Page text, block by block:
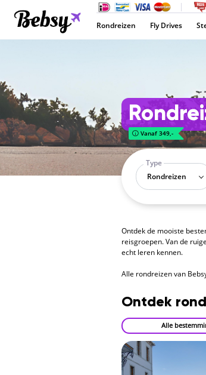
Rondreizen Fly Drives
Vanaf 349,-
Type
Rondreizen
Ontdek de mooiste
reisgroepen. Van de
echt leren kennen.
Alle rondreizen van
Ontdek
Alle